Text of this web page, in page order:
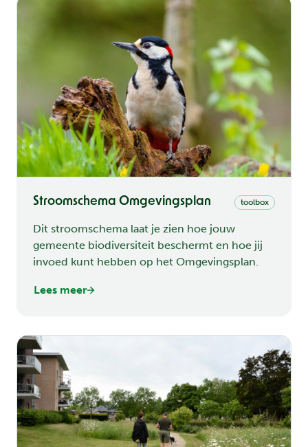
toolbox
Stroomschema Omgevingsplan
Dit stroomschema laat je zien hoe jouw
gemeente biodiversiteit beschermt en hoe jij
invoed kunt hebben op het Omgevingsplan.
Lees meer